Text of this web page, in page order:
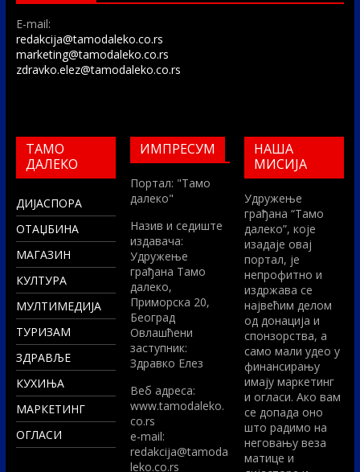
E-mail:
redakcija@tamodaleko.co.rs
marketing@tamodaleko.co.rs
zdravko.elez@tamodaleko.co.rs
ТАМО
ДАЛЕКО
ДИЈАСПОРА
ОТАЏБИНА
МАГАЗИН
КУЛТУРА
МУЛТИМЕДИЈА
ТУРИЗАМ
ЗДРАВЉЕ
КУХИЊА
МАРКЕТИНГ
ОГЛАСИ
ИМПРЕСУМ
Портал: "Тамо
далеко"
Назив и седиште
издавача:
Удружење
грађана Тамо
далеко,
Приморска 20,
Београд
Овлашћени
заступник:
Здравко Елез
Вeб адреса:
www.tamodaleko.
co.rs
e-mail:
redakcija@tamoda
leko.co.rs
НАША
МИСИЈА
Удружење
грађана “Тамо
далеко”, које
изадаје овај
портал, је
непрофитно и
издржава се
највећим делом
од донација и
спонзорства, а
само мали удео у
финансирању
имају маркетинг
и огласи. Ако вам
се допада оно
што радимо на
неговању веза
матице и